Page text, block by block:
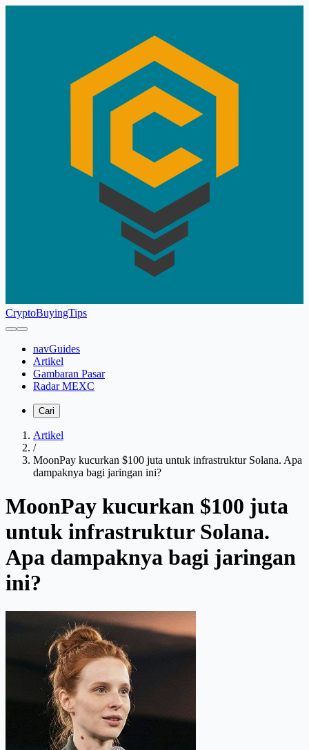
CryptoBuyingTips
navGuides
Artikel
Gambaran Pasar
Radar MEXC
Cari
Artikel
/
MoonPay kucurkan $100 juta untuk infrastruktur Solana. Apa
dampaknya bagi jaringan ini?
MoonPay kucurkan $100 juta
untuk infrastruktur Solana.
Apa dampaknya bagi jaringan
ini?